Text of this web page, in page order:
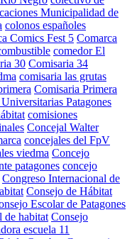
Municipalidad de
colonos españoles
Comics Fest 5 Comarca
comedor El
30 Comisaria 34
comisaria las grutas
Comisaria Primera
Patagones
comisiones
Concejal Walter
concejales del FpV
viedma Concejo
patagones concejo
Congreso Internacional de
Consejo de Hábitat
Escolar de Patagones
de habitat Consejo
escuela 11